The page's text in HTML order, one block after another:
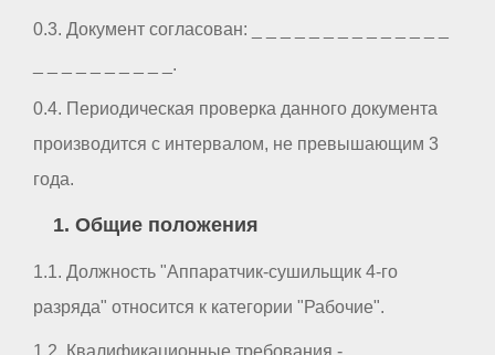
0.3. Документ согласован: _ _ _ _ _ _ _ _ _ _ _ _ _ _
_ _ _ _ _ _ _ _ _ _.
0.4. Периодическая проверка данного документа
производится с интервалом, не превышающим 3
года.
1. Общие положения
1.1. Должность "Аппаратчик-сушильщик 4-го
разряда" относится к категории "Рабочие".
1.2. Квалификационные требования -